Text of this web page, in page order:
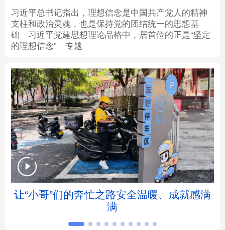
彩票 娱乐 时尚 悦读
公益 一带一路 亚太网 上市公司
地方频道
北京 天津 河北 山西
辽宁 吉林 上海 江苏
浙江 安徽 福建 江西
习近平总书记指出，理想信念是中国共产党人的精神
支柱和政治灵魂，也是保持党的团结统一的思想基
础
习近平党建思想理论品格中，居首位的正是“坚定
的理想信念”
专题
让“小哥”们的奔忙之路安全温暖、成就感满
满